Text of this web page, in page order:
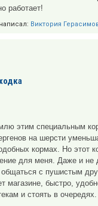
работает!
Виктория
этим специальным
на шерсти
кормах. Но этот
для меня. Даже и не
общаться с пушистым
магазине, быстро,
и стоять в очередях.